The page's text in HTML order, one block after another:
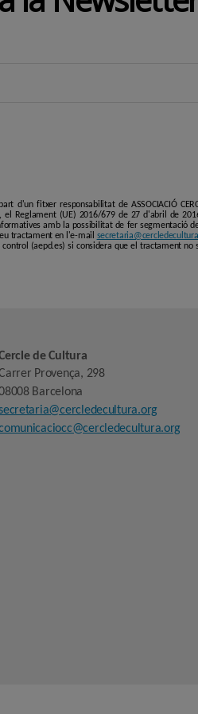
fitxer responsabilitat de ASSOCIACIÓ
Reglament (UE) 2016/679 de 27 d'abril de
amb la possibilitat de fer segmentació
tractament en l'e-mail
(aepd.es) si considera que el tractament
de Cultura
Provença, 298
Barcelona
secretaria@cercledecultura.org